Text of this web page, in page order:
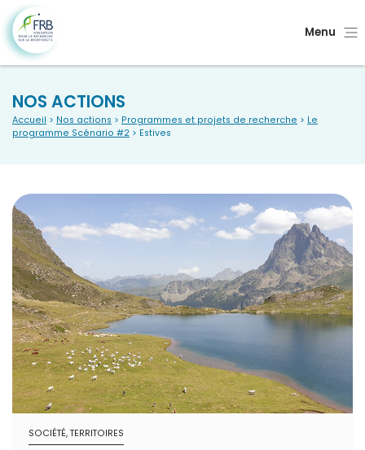
Menu
NOS ACTIONS
Accueil > Nos actions > Programmes et projets de recherche > Le
programme Scénario #2 > Estives
SOCIÉTÉ, TERRITOIRES